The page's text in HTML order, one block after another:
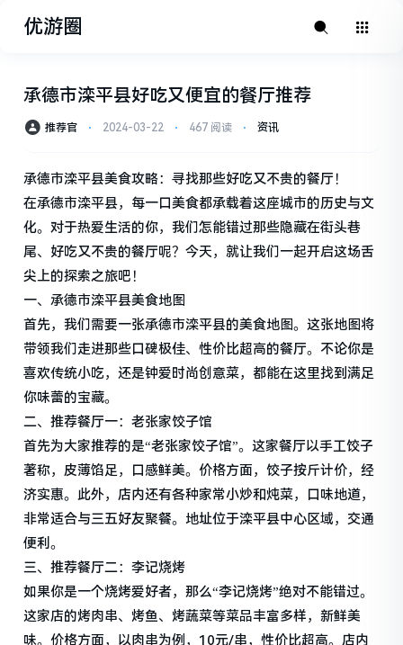
优游圈
承德市滦平县好吃又便宜的餐厅推荐
推荐官 ⋅ 2024-03-22 ⋅ 467 阅读 ⋅ 资讯
承德市滦平县美食攻略：寻找那些好吃又不贵的餐厅！
在承德市滦平县，每一口美食都承载着这座城市的历史与文
化。对于热爱生活的你，我们怎能错过那些隐藏在街头巷
尾、好吃又不贵的餐厅呢？今天，就让我们一起开启这场舌
尖上的探索之旅吧！
一、承德市滦平县美食地图
首先，我们需要一张承德市滦平县的美食地图。这张地图将
带领我们走进那些口碑极佳、性价比超高的餐厅。不论你是
喜欢传统小吃，还是钟爱时尚创意菜，都能在这里找到满足
你味蕾的宝藏。
二、推荐餐厅一：老张家饺子馆
首先为大家推荐的是“老张家饺子馆”。这家餐厅以手工饺子
著称，皮薄馅足，口感鲜美。价格方面，饺子按斤计价，经
济实惠。此外，店内还有各种家常小炒和炖菜，口味地道，
非常适合与三五好友聚餐。地址位于滦平县中心区域，交通
便利。
三、推荐餐厅二：李记烧烤
如果你是一个烧烤爱好者，那么“李记烧烤”绝对不能错过。
这家店的烤肉串、烤鱼、烤蔬菜等菜品丰富多样，新鲜美
味。价格方面，以肉串为例，10元/串，性价比超高。店内